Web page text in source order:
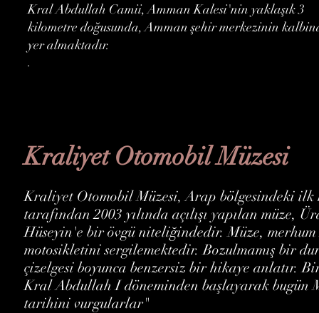
Kral Abdullah Camii, Amman Kalesi'nin yaklaşık 3
kilometre doğusunda, Amman şehir merkezinin
yer almaktadır.
.
Kraliyet Otomobil Müzesi
Kraliyet Otomobil Müzesi, Arap bölgesindeki
tarafından 2003 yılında açılışı yapılan
Hüseyin'e bir övgü niteliğindedir. Müze,
motosikletini sergilemektedir. Bozulmamış bir
çizelgesi boyunca benzersiz bir hikaye anlatır.
Kral Abdullah I döneminden başlayarak
tarihini vurgularlar"